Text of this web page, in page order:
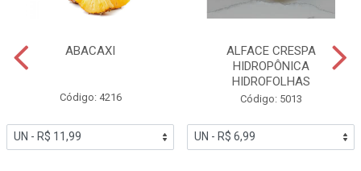
ABACAXI
Código: 4216
ALFACE CRESPA
HIDROPÔNICA
HIDROFOLHAS
Código: 5013